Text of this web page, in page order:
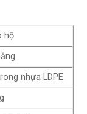
hộ
nhựa LDPE